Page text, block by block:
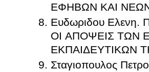
ΕΦΗΒΩΝ ΚΑΙ
Ευδωριδου
ΟΙ ΑΠΟΨΕΙΣ ΤΩΝ
ΕΚΠΑΙΔΕΥΤΙΚΩΝ
Σταγιοπουλος